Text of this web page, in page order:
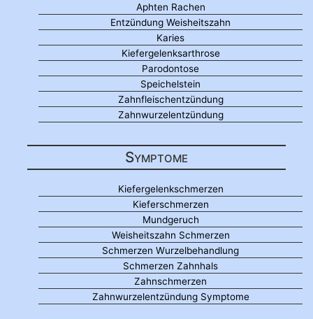
Aphten Rachen
Entzündung Weisheitszahn
Karies
Kiefergelenksarthrose
Parodontose
Speichelstein
Zahnfleischentzündung
Zahnwurzelentzündung
Symptome
Kiefergelenkschmerzen
Kieferschmerzen
Mundgeruch
Weisheitszahn Schmerzen
Schmerzen Wurzelbehandlung
Schmerzen Zahnhals
Zahnschmerzen
Zahnwurzelentzündung Symptome